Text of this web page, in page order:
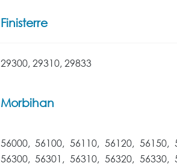
Finisterre
29300, 29310, 29833
Morbihan
56000, 56100, 56110, 56120, 56150,
56300, 56301, 56310, 56320, 56330,